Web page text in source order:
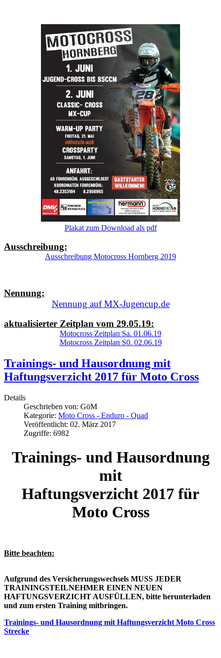
Plakat zum Download als pdf
Ausschreibung:
Ausschreibung Motocross Hornberg 2019
Nennung:
Nennung auf MX-Jugencup.de
aktualisierter Zeitplan vom 29.05.19:
Motocross Zeitplan Sa. 01.06.19
Motocross Zeitplan S0. 02.06.19
Trainings- und Hausordnung mit
Haftungsverzicht 2017 für Moto Cross
Details
Geschrieben von: GöM
Kategorie: Moto Cross - Enduro - Quad
Veröffentlicht: 02. März 2017
Zugriffe: 6982
Trainings- und Hausordnung
mit
Haftungsverzicht 2017 für
Moto Cross
Bitte beachten:
Aufgrund des Versicherungswechsels MUSS JEDER
TRAININGSTEILNEHMER EINEN NEUEN
HAFTUNGSVERZICHT AUSFÜLLEN, bitte herunterladen
und zum ersten Training mitbringen.
Trainings- und Hausordnung mit Haftungsverzicht Moto Cross
Strecke